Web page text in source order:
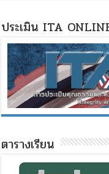
ประเมิน ITA
ตารางเรียน